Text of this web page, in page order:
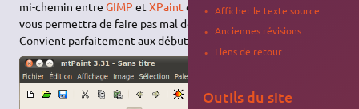
mi-chemin entreGIMP etXPaint et sous licence GPL. Elle
vous permettra de faire pas mal de modifications simples.
Convient parfaitement aux débutants.
Afficher le texte source
Anciennes révisions
Liens de retour
Outils du site